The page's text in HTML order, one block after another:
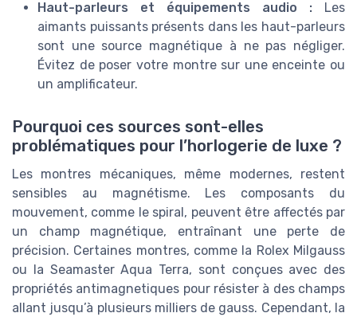
Haut-parleurs et équipements audio : Les
aimants puissants présents dans les haut-parleurs
sont une source magnétique à ne pas négliger.
Évitez de poser votre montre sur une enceinte ou
un amplificateur.
Pourquoi ces sources sont-elles
problématiques pour l’horlogerie de luxe ?
Les montres mécaniques, même modernes, restent
sensibles au magnétisme. Les composants du
mouvement, comme le spiral, peuvent être affectés par
un champ magnétique, entraînant une perte de
précision. Certaines montres, comme la Rolex Milgauss
ou la Seamaster Aqua Terra, sont conçues avec des
propriétés antimagnetiques pour résister à des champs
allant jusqu’à plusieurs milliers de gauss. Cependant, la